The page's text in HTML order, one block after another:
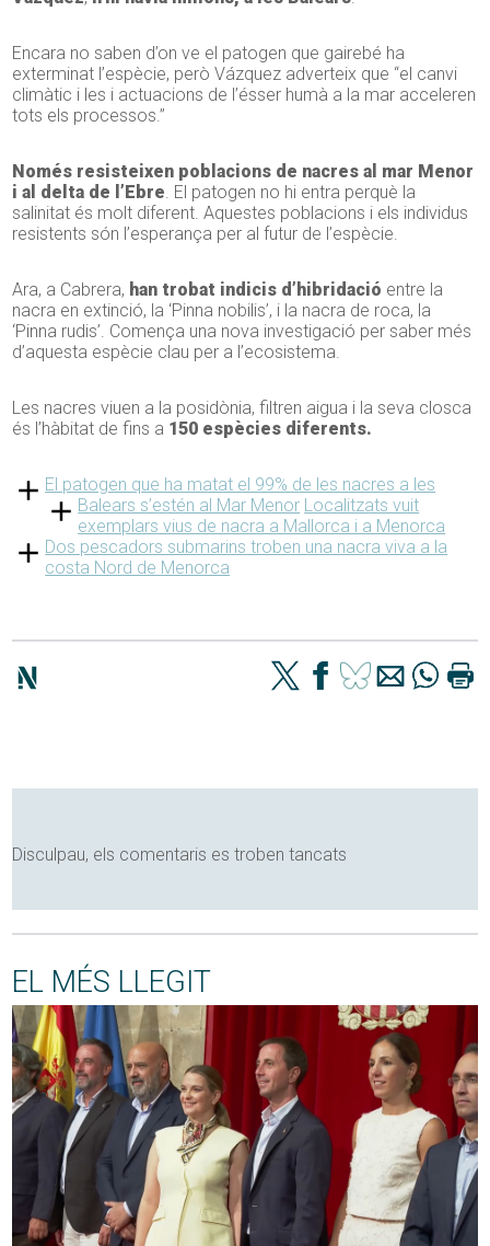
Encara no saben d’on ve el patogen que gairebé ha
exterminat l’espècie, però Vázquez adverteix que “el canvi
climàtic i les i actuacions de l’ésser humà a la mar acceleren
tots els processos.”
Només resisteixen poblacions de nacres al mar Menor
i al delta de l’Ebre. El patogen no hi entra perquè la
salinitat és molt diferent. Aquestes poblacions i els individus
resistents són l’esperança per al futur de l’espècie.
Ara, a Cabrera, han trobat indicis d’hibridació entre la
nacra en extinció, la ‘Pinna nobilis’, i la nacra de roca, la
‘Pinna rudis’. Comença una nova investigació per saber més
d’aquesta espècie clau per a l’ecosistema.
Les nacres viuen a la posidònia, filtren aigua i la seva closca
és l’hàbitat de fins a 150 espècies diferents.
El patogen que ha matat el 99% de les nacres a les
Balears s’estén al Mar Menor Localitzats vuit
exemplars vius de nacra a Mallorca i a Menorca
Dos pescadors submarins troben una nacra viva a la
costa Nord de Menorca
Disculpau, els comentaris es troben tancats
EL MÉS LLEGIT